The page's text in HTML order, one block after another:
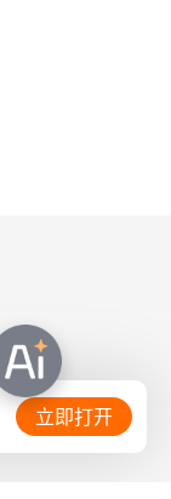
立即打开